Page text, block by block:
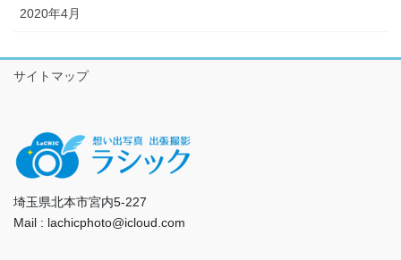
2020年4月
サイトマップ
埼玉県北本市宮内5-227
Mail : lachicphoto@icloud.com